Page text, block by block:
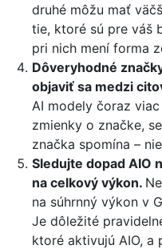
druhé môžu mať
tie, ktoré sú pre váš
pri nich mení forma
Dôveryhodné
objaviť sa medzi
AI modely čoraz
zmienky o značke,
značka spomína –
Sledujte dopad AIO
na celkový výkon.
na súhrnný výkon v
Je dôležité
ktoré aktivujú AIO,